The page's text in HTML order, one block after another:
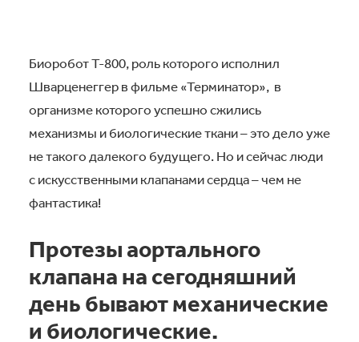
Биоробот Т-800, роль которого исполнил
Шварценеггер в фильме «Терминатор», в
организме которого успешно сжились
механизмы и биологические ткани – это дело уже
не такого далекого будущего. Но и сейчас люди
с искусственными клапанами сердца – чем не
фантастика!
Протезы аортального
клапана на сегодняшний
день бывают механические
и биологические.